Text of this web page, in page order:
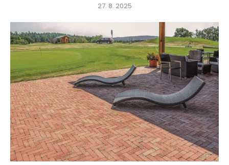
27. 8. 2025